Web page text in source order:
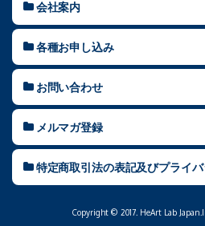
会社案内
各種お申し込み
お問い合わせ
メルマガ登録
特定商取引法の表記及びプライ
Copyright © 2017. HeArt Lab